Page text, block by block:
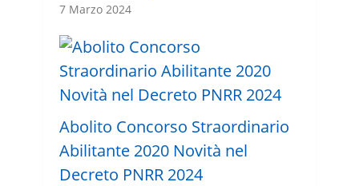
7 Marzo 2024
Abolito Concorso Straordinario
Abilitante 2020 Novità nel
Decreto PNRR 2024